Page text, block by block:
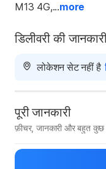
M13 4G,...more
डिलीवरी की
लोकेशन सेट नहीं है
पूरी जानकारी
फ़ीचर, जानकारी और बहुत कुछ